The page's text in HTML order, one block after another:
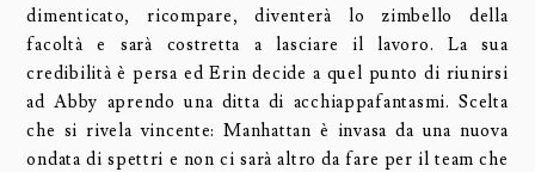
dimenticato, ricompare, diventerà lo zimbello della
facoltà e sarà costretta a lasciare il lavoro. La sua
credibilità è persa ed Erin decide a quel punto di riunirsi
ad Abby aprendo una ditta di acchiappafantasmi. Scelta
che si rivela vincente: Manhattan è invasa da una nuova
ondata di spettri e non ci sarà altro da fare per il team che